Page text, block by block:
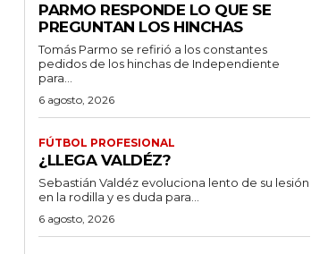
PARMO RESPONDE LO QUE SE
PREGUNTAN LOS HINCHAS
Tomás Parmo se refirió a los constantes
pedidos de los hinchas de Independiente
para...
6 agosto, 2026
FÚTBOL PROFESIONAL
¿LLEGA VALDÉZ?
Sebastián Valdéz evoluciona lento de su lesión
en la rodilla y es duda para...
6 agosto, 2026